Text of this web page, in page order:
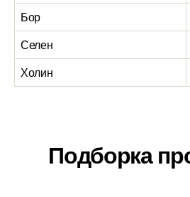
Бор
Селен
Холин
Подборка